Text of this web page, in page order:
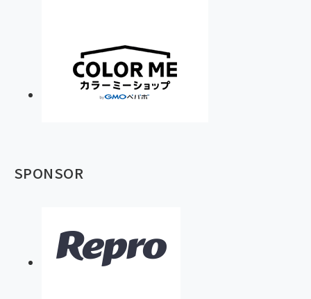
SPONSOR